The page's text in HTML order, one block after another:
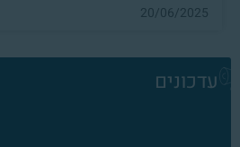
20/06/2025
עדכונים